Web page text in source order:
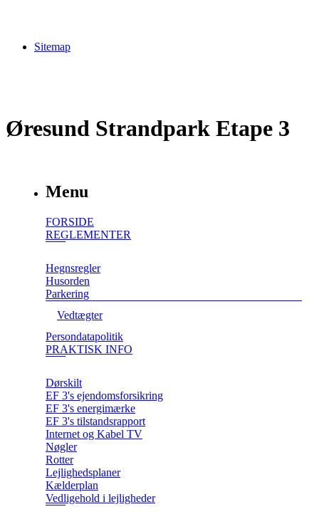
Sitemap
Øresund Strandpark Etape 3
Menu
FORSIDE
REGLEMENTER
Hegnsregler
Husorden
Parkering
Vedtægter
Persondatapolitik
PRAKTISK INFO
Dørskilt
EF 3's ejendomsforsikring
EF 3's energimærke
EF 3's tilstandsrapport
Internet og Kabel TV
Nøgler
Rotter
Lejlighedsplaner
Kælderplan
Vedligehold i lejligheder